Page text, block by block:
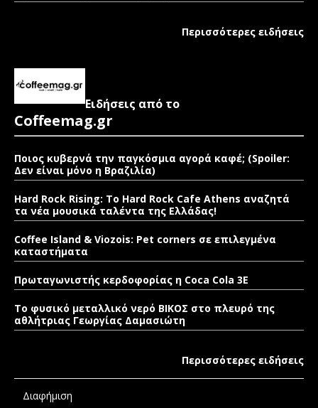
Περισσότερες ειδήσεις
Ειδήσεις από το
Coffeemag.gr
Ποιος κυβερνά την παγκόσμια αγορά καφέ; (Spoiler:
Δεν είναι μόνο η Βραζιλία)
Hard Rock Rising: Το Hard Rock Cafe Athens αναζητά
τα νέα μουσικά ταλέντα της Ελλάδας!
Coffee Island & Viozois: Pet corners σε επιλεγμένα
καταστήματα
Πρωταγωνιστής κερδοφορίας η Coca Cola 3E
Το φυσικό μεταλλικό νερό ΒΙΚΟΣ στο πλευρό της
αθλήτριας Γεωργίας Δαμασιώτη
Περισσότερες ειδήσεις
Διαφήμιση